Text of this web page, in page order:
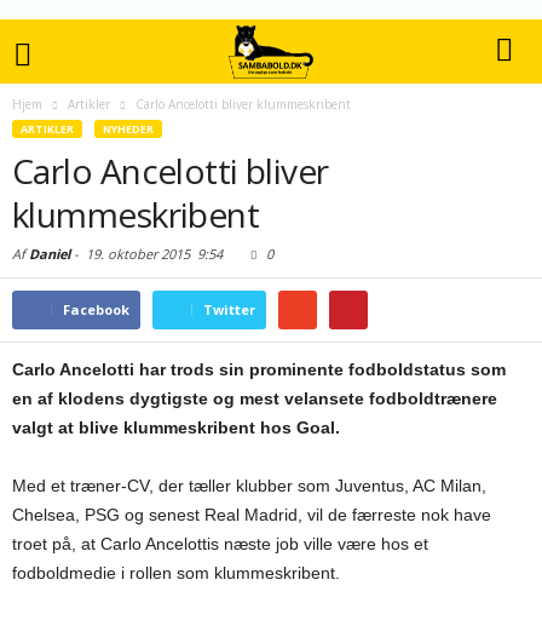
Hjem Artikler Carlo Ancelotti bliver klummeskribent
ARTIKLER NYHEDER
Carlo Ancelotti bliver
klummeskribent
AfDaniel- 19. oktober 20159:54 0
Facebook Twitter
Carlo Ancelotti har trods sin prominente fodboldstatus som
en af klodens dygtigste og mest velansete fodboldtrænere
valgt at blive klummeskribent hos Goal.
Med et træner-CV, der tæller klubber som Juventus, AC Milan,
Chelsea, PSG og senest Real Madrid, vil de færreste nok have
troet på, at Carlo Ancelottis næste job ville være hos et
fodboldmedie i rollen som klummeskribent.